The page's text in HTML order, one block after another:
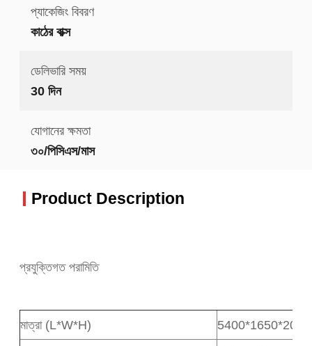
প্যাকেজিং বিবরণ
কাঠের বাক্স
ডেলিভারি সময়
30 দিন
যোগানের ক্ষমতা
৩০/পিসিএস/মাস
Product Description
প্রযুক্তিগত পরামিতি
মাত্রা (L*W*H)